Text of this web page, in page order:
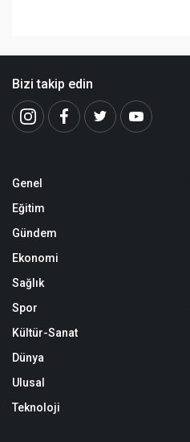
Bizi takip edin
Genel
Eğitim
Gündem
Ekonomi
Sağlık
Spor
Kültür-Sanat
Dünya
Ulusal
Teknoloji